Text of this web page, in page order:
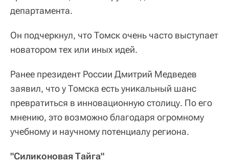
департамента.
Он подчеркнул, что Томск очень часто выступает
новатором тех или иных идей.
Ранее президент России Дмитрий Медведев
заявил, что у Томска есть уникальный шанс
превратиться в инновационную столицу. По его
мнению, это возможно благодаря огромному
учебному и научному потенциалу региона.
"Силиконовая Тайга"